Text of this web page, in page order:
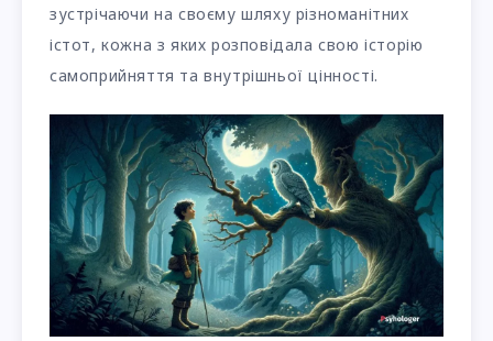
зустрічаючи на своєму шляху різноманітних
істот, кожна з яких розповідала свою історію
самоприйняття та внутрішньої цінності.